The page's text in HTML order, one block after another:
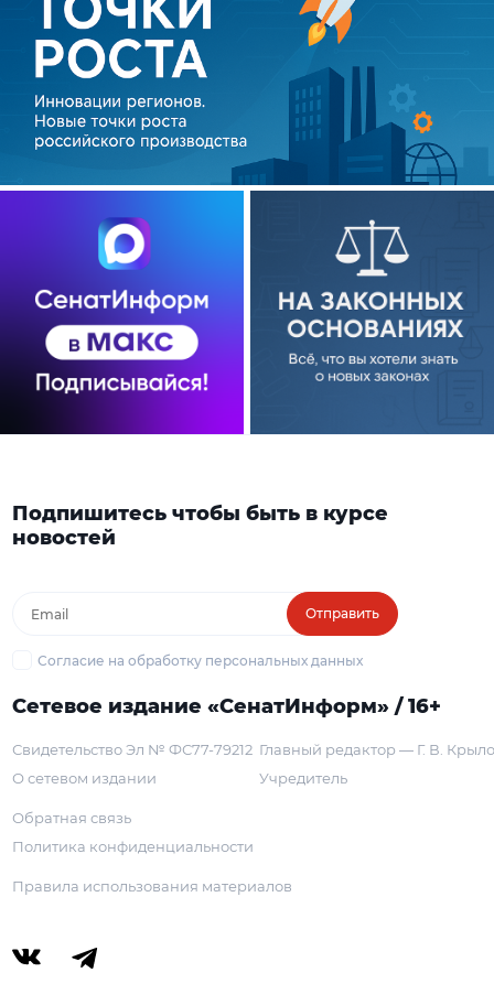
Подпишитесь чтобы быть в курсе
новостей
Отправить
Согласие на обработку персональных данных
Сетевое издание «СенатИнформ» / 16+
Свидетельство Эл № ФС77-79212
О сетевом издании
Главный редактор — Г. В.
Учредитель
Обратная связь
Политика конфиденциальности
Правила использования материалов